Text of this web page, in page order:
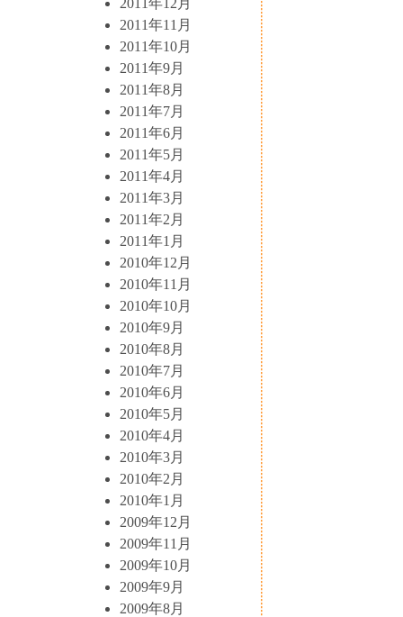
2011年12月
2011年11月
2011年10月
2011年9月
2011年8月
2011年7月
2011年6月
2011年5月
2011年4月
2011年3月
2011年2月
2011年1月
2010年12月
2010年11月
2010年10月
2010年9月
2010年8月
2010年7月
2010年6月
2010年5月
2010年4月
2010年3月
2010年2月
2010年1月
2009年12月
2009年11月
2009年10月
2009年9月
2009年8月